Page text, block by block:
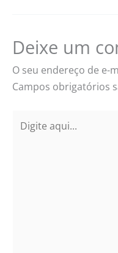
Deixe um
O seu endereço de e-
Campos obrigatórios
aqui...